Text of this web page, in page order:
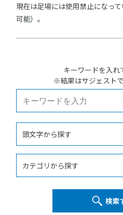
現在は足場には使用禁止になっ
可能）。
キーワードを入
※結果はサジェストで
検索